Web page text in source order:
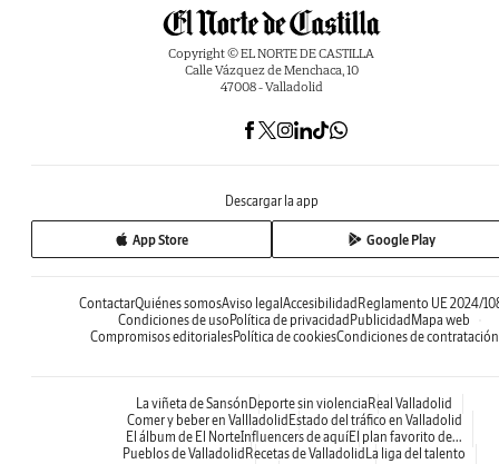
Copyright © EL NORTE DE CASTILLA
Calle Vázquez de Menchaca, 10
47008 - Valladolid
Descargar la app
App Store Google Play
ContactarQuiénes somosAviso legal Accesibilidad Reglamento UE 2024/
Condiciones de uso Política de privacidad Publicidad Mapa web
Compromisos editorialesPolítica de cookiesCondiciones de contratación
La viñeta de Sansón Deporte sin violencia Real Valladolid
Comer y beber en Vallladolid Estado del tráfico en Valladolid
El álbum de El NorteInfluencers de aquíEl plan favorito de...
Pueblos de Valladolid Recetas de Valladolid La liga del talento